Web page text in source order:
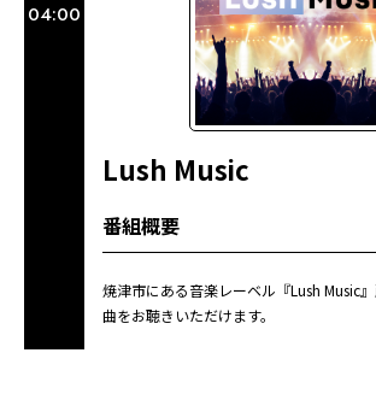
04:00
Lush Music
番組概要
焼津市にある音楽レーベル『Lush Music
曲をお聴きいただけます。